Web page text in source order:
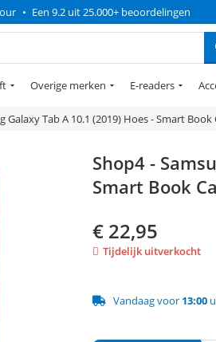
• Een 9.2 uit 25.000+ beoordelingen
Overige merken E-readers
Galaxy Tab A 10.1 (2019) Hoes - Smart Book
Shop4 -
Smart Book
€ 22,95
Tijdelijk uitverkocht
Vandaag voor 13:00